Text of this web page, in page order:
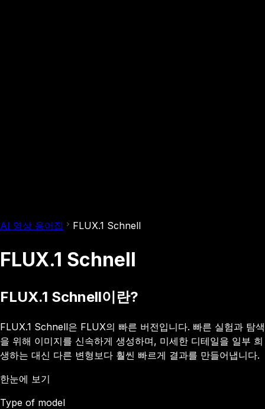
AI 영상 용어집 FLUX.1 Schnell
FLUX.1 Schnell
FLUX.1 Schnell이란?
FLUX.1 Schnell은 FLUX의 빠른 버전입니다. 빠른 실험과 탐색
을 위해 이미지를 신속하게 생성하며, 미세한 디테일을 일부 희
생하는 대신 다른 변형보다 훨씬 빠르게 결과를 만들어냅니다.
한눈에 보기
Type of model